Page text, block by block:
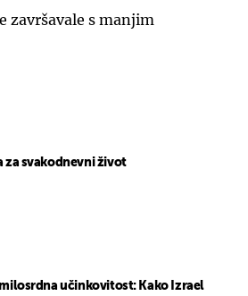
završavale s manjim
za svakodnevni život
učinkovitost: Kako Izrael